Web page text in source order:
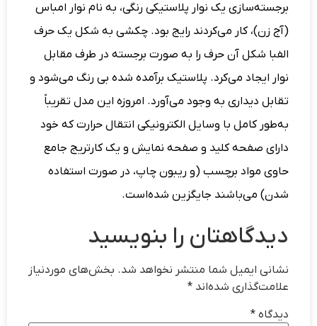
برجسته‌سازی یک نوار پلاستیکی رنگی، به نام نوار امباس
(آج زن)، کار می‌کردند رایج بود. چکشی به شکل یک حرف
الفبا شکل آن حرف را به صورت برجسته در طرف مقابل
نوار ایجاد می‌کرد. پلاستیک برآمده شده بی رنگ می‌شود و
تقابل دیداری به وجود می‌آورد. امروزه این مدل تقریباً
به‌طور کامل با وسایل الکترونیکی انتقال حرارت که خود
دارای صفحه کلید و صفحه نمایش و یک کارتریج جامع
حاوی مواد برچسب (و ریبون چاپ، در صورت استفاده
شدن) می‌باشند جایگزین شده‌است.
دیدگاهتان را بنویسید
نشانی ایمیل شما منتشر نخواهد شد. بخش‌های موردنیاز
علامت‌گذاری شده‌اند *
دیدگاه *